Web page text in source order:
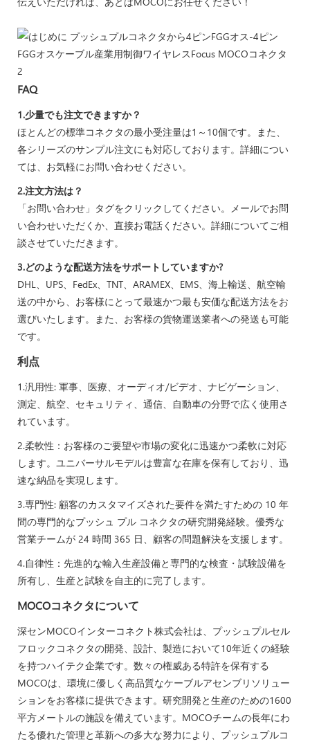
FAQ
1.少量でも注文できますか？
ほとんどの標準コネクタの最小受注量は1～10個です。また、
各シリーズのサンプル注文にも対応しております。詳細につい
ては、お気軽にお問い合わせください。
2.注文方法は？
「お問い合わせ」タグをクリックしてください。メールでお問
い合わせいただくか、直接お電話ください。詳細についてご相
談させていただきます。
3.どのような配送方法をサポートしていますか?
DHL、UPS、FedEx、TNT、ARAMEX、EMS、海上輸送、航空輸
送の中から、お客様にとって最速かつ最も安価な配送方法をお
選びいたします。また、お客様の貨物運送業者への発送も可能
です。
利点
1.汎用性: 軍事、医療、オーディオ/ビデオ、ナビゲーション、
測定、航空、セキュリティ、通信、自動車の分野で広く使用さ
れています。
2.柔軟性：お客様のご要望や市場の変化に迅速かつ柔軟に対応
します。ユニバーサルモデルは豊富な在庫を保有しており、迅
速な納品を実現します。
3.専門性: 顧客のカスタマイズされた要件を満たすための 10 年
間の専門的なプッシュ プル コネクタの研究開発経験。優秀な
営業チームが 24 時間 365 日、顧客の問題解決を支援します。
4.自律性：先進的な輸入生産設備と専門的な検査・試験設備を
所有し、生産と試験を自主的に完了します。
MOCOコネクタについて
深センMOCOインターコネクト株式会社は、プッシュプルセル
フロックコネクタの開発、設計、製造において10年近くの経験
を持つハイテク企業です。数々の権威ある特許を保有する
MOCOは、環境に優しく高品質なケーブルアセンブリソリュー
ションをお客様に提供できます。研究開発と生産のための1600
平方メートルの施設を備えています。MOCOチームの長年にわ
たる優れた管理と革新への多大な努力により、プッシュプルコ